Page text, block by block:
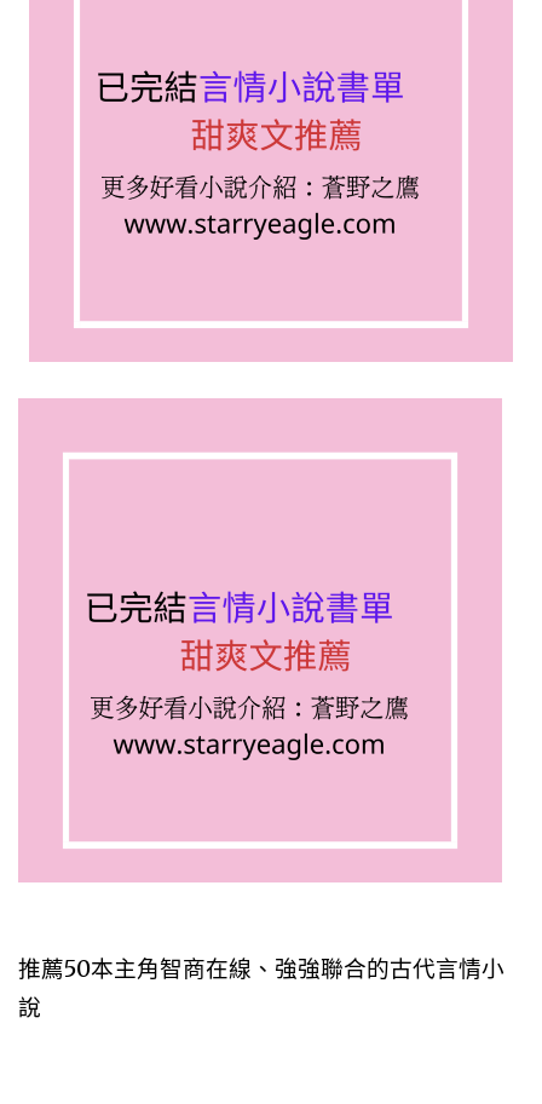
推薦50本主角智商在線、強強聯合的古代言情小
說